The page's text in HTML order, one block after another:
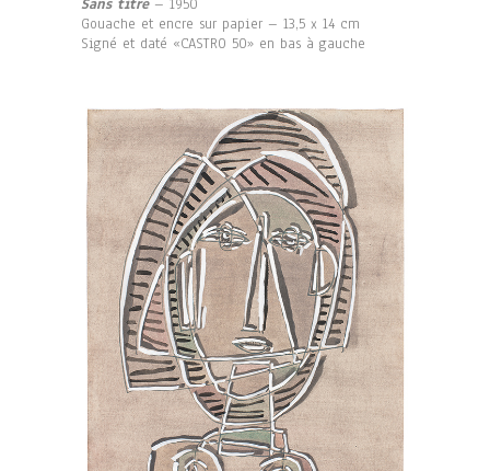
Sans titre– 1950
Gouache et encre sur papier – 13,5 x 14 cm
Signé et daté «CASTRO 50» en bas à gauche